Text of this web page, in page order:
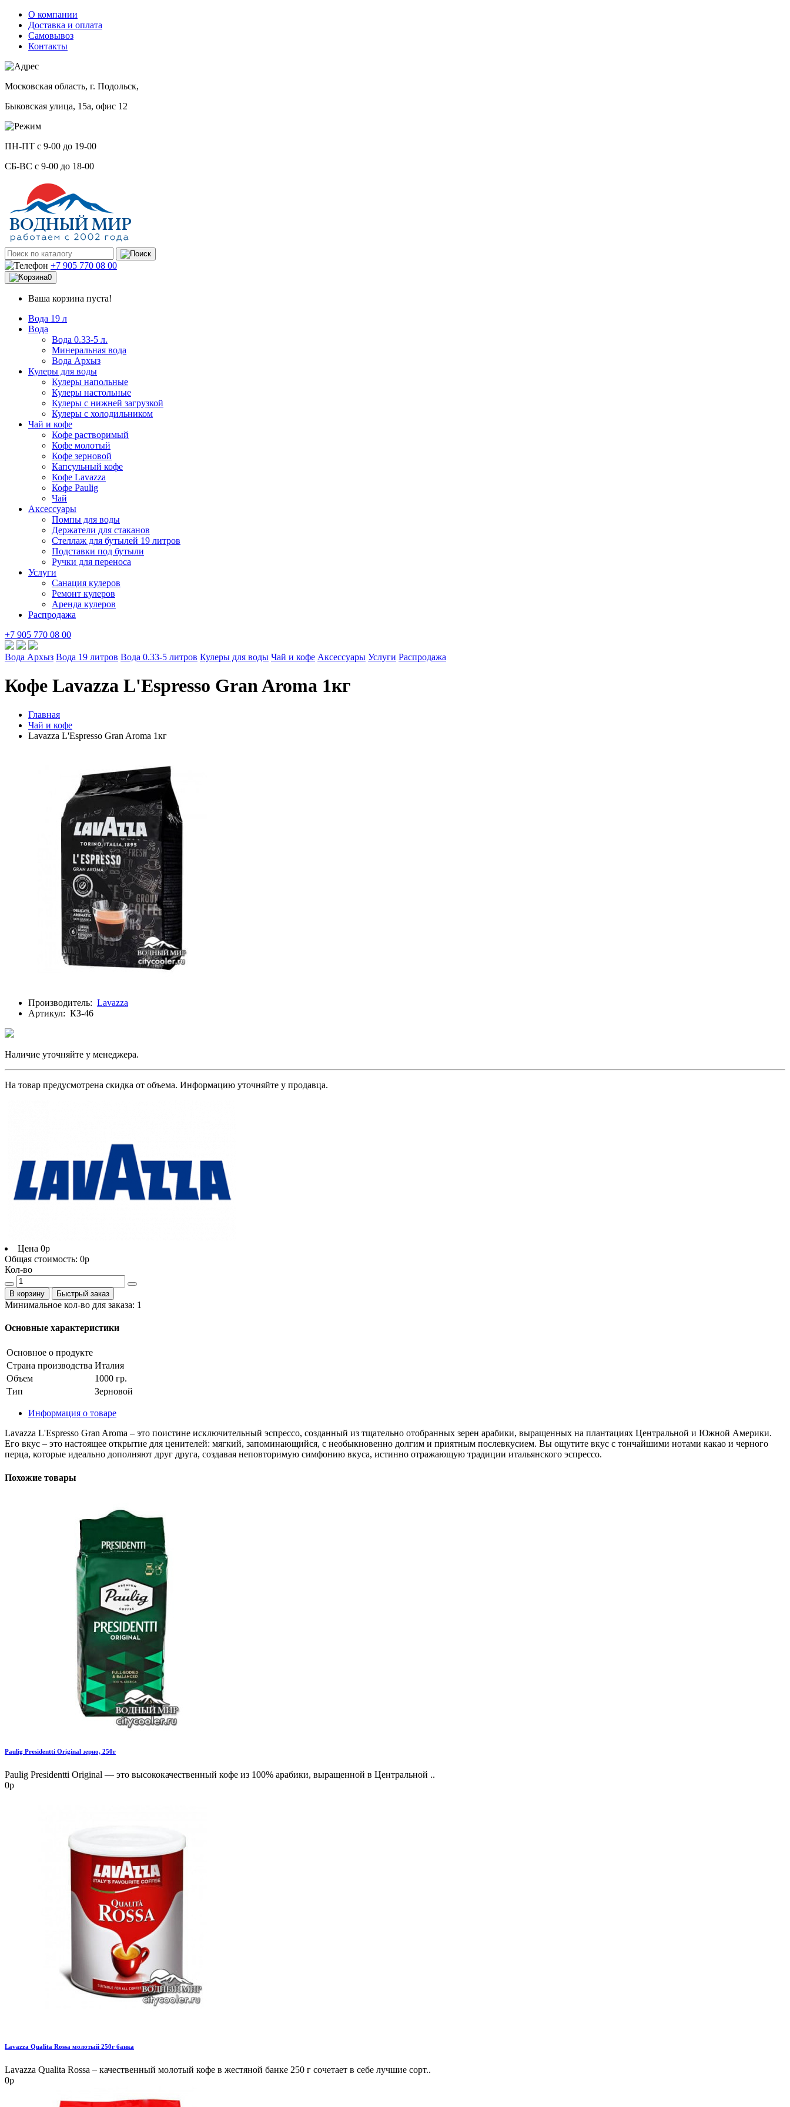
О компании
Доставка и оплата
Самовывоз
Контакты
Московская область, г. Подольск,
Быковская улица, 15а, офис 12
ПН-ПТ с 9-00 до 19-00
СБ-ВС с 9-00 до 18-00
+7 905 770 08 00
0
Ваша корзина пуста!
Вода 19 л
Вода
Вода 0.33-5 л.
Минеральная вода
Вода Архыз
Кулеры для воды
Кулеры напольные
Кулеры настольные
Кулеры с нижней загрузкой
Кулеры с холодильником
Чай и кофе
Кофе растворимый
Кофе молотый
Кофе зерновой
Капсульный кофе
Кофе Lavazza
Кофе Paulig
Чай
Аксессуары
Помпы для воды
Держатели для стаканов
Стеллаж для бутылей 19 литров
Подставки под бутыли
Ручки для переноса
Услуги
Санация кулеров
Ремонт кулеров
Аренда кулеров
Распродажа
+7 905 770 08 00
Вода Архыз Вода 19 литров Вода 0.33-5 литров Кулеры для воды Чай и кофе Аксессуары Услуги Распродажа
Кофе Lavazza L'Espresso Gran Aroma 1кг
Главная
Чай и кофе
Lavazza L'Espresso Gran Aroma 1кг
Производитель: Lavazza
Артикул: КЗ-46
Наличие уточняйте у менеджера.
На товар предусмотрена скидка от объема. Информацию уточняйте у продавца.
Цена 0р
Общая стоимость: 0р
Кол-во
В корзину Быстрый заказ
Минимальное кол-во для заказа: 1
Основные характеристики
Основное о продукте
Страна производства Италия
Объем
1000 гр.
Тип
Зерновой
Информация о товаре
Lavazza L'Espresso Gran Aroma – это поистине исключительный эспрессо, созданный из тщательно отобранных зерен арабики, выращенных на плантациях Центральной и Южной Америки.
Его вкус – это настоящее открытие для ценителей: мягкий, запоминающийся, с необыкновенно долгим и приятным послевкусием. Вы ощутите вкус с тончайшими нотами какао и черного
перца, которые идеально дополняют друг друга, создавая неповторимую симфонию вкуса, истинно отражающую традиции итальянского эспрессо.
Похожие товары
Paulig Presidentti Original зерно, 250г
Paulig Presidentti Original — это высококачественный кофе из 100% арабики, выращенной в Центральной ..
0р
Lavazza Qualita Rossa молотый 250г банка
Lavazza Qualita Rossa – качественный молотый кофе в жестяной банке 250 г сочетает в себе лучшие сорт..
0р